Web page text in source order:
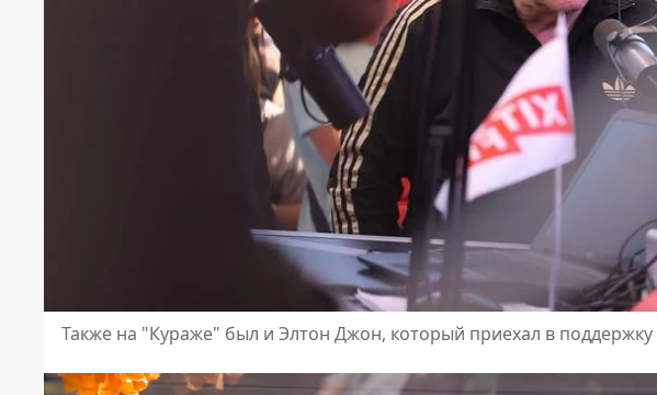
Также на "Кураже" был и Элтон Джон, который приехал в